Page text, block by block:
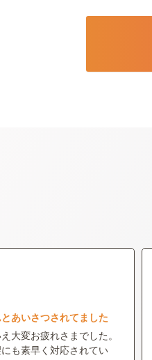
あいさつされてました
大変お疲れさまでした。
も素早く対応されてい